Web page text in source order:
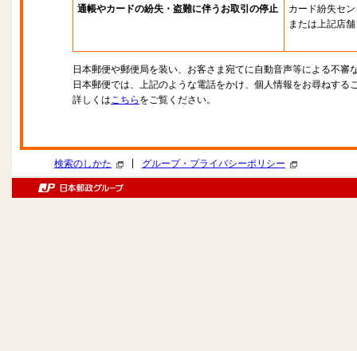
通帳やカードの紛失・盗難に伴うお取引の停止
カード紛失セ
または上記店舗
日本郵便や郵便局を装い、お客さま宛てに自動音声等による不審
日本郵便では、上記のような電話をかけ、個人情報をお尋ねする
詳しくはこちら をご覧ください。
検索のしかた グループ・プライバシーポリシー